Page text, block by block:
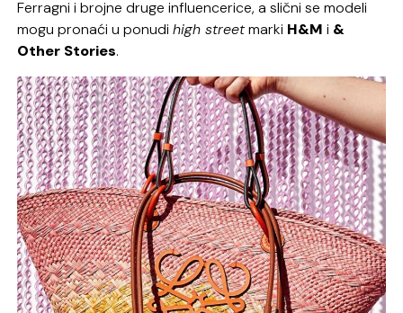
Ferragni i brojne druge influencerice, a slični se modeli
mogu pronaći u ponudihigh streetmarki H&M i &
Other Stories.